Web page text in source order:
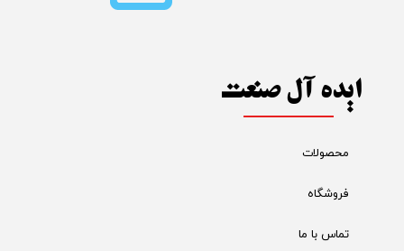
ایده آل صنعت
محصولات
فروشگاه
تماس با ما